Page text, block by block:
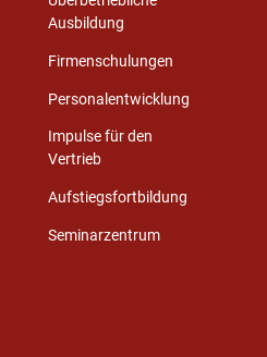
Ausbildung
Firmenschulungen
Personalentwicklung
Impulse für den
Vertrieb
Aufstiegsfortbildung
Seminarzentrum